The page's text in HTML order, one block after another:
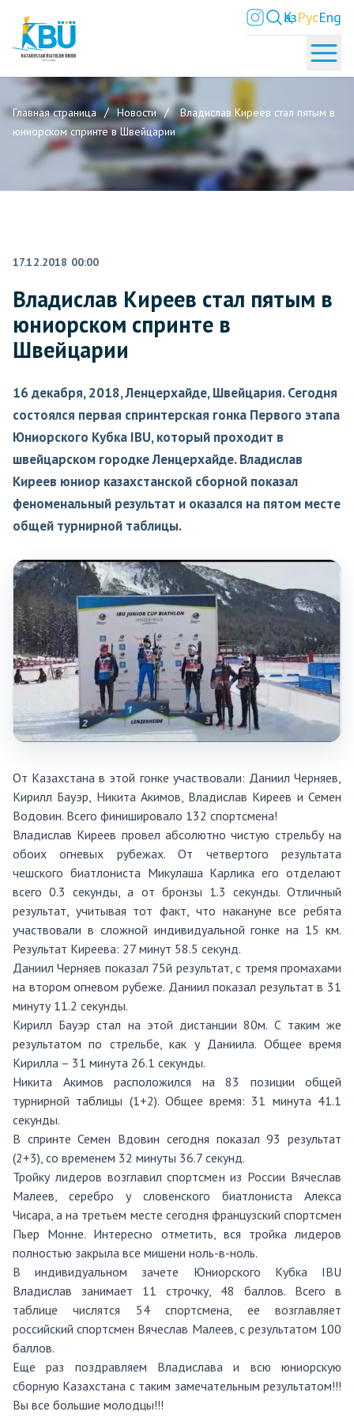
ҚазРусEng
Главная страница Новости
Владислав Киреев стал пятым в
юниорском спринте в Швейцарии
17.12.2018 00:00
Владислав Киреев стал пятым в
юниорском спринте в
Швейцарии
16 декабря, 2018, Ленцерхайде, Швейцария. Сегодня
состоялся первая спринтерская гонка Первого этапа
Юниорского Кубка IBU, который проходит в
швейцарском городке Ленцерхайде. Владислав
Киреев юниор казахстанской сборной показал
феноменальный результат и оказался на пятом месте
общей турнирной таблицы.
От Казахстана в этой гонке участвовали: Даниил Черняев,
Кирилл Бауэр, Никита Акимов, Владислав Киреев и Семен
Водовин. Всего финишировало 132 спортсмена!
Владислав Киреев провел абсолютно чистую стрельбу на
обоих огневых рубежах. От четвертого результата
чешского биатлониста Микулаша Карлика его отделают
всего 0.3 секунды, а от бронзы 1.3 секунды. Отличный
результат, учитывая тот факт, что накануне все ребята
участвовали в сложной индивидуальной гонке на 15 км.
Результат Киреева: 27 минут 58.5 секунд.
Даниил Черняев показал 75й результат, с тремя промахами
на втором огневом рубеже. Даниил показал результат в 31
минуту 11.2 секунды.
Кирилл Бауэр стал на этой дистанции 80м. С таким же
результатом по стрельбе, как у Даниила. Общее время
Кирилла – 31 минута 26.1 секунды.
Никита Акимов расположился на 83 позиции общей
турнирной таблицы (1+2). Общее время: 31 минута 41.1
секунды.
В спринте Семен Вдовин сегодня показал 93 результат
(2+3), со временем 32 минуты 36.7 секунд.
Тройку лидеров возглавил спортсмен из России Вячеслав
Малеев, серебро у словенского биатлониста Алекса
Чисара, а на третьем месте сегодня французский спортсмен
Пьер Монне. Интересно отметить, вся тройка лидеров
полностью закрыла все мишени ноль-в-ноль.
В индивидуальном зачете Юниорского Кубка IBU
Владислав занимает 11 строчку, 48 баллов. Всего в
таблице числятся 54 спортсмена, ее возглавляет
российский спортсмен Вячеслав Малеев, с результатом 100
баллов.
Еще раз поздравляем Владислава и всю юниорскую
сборную Казахстана с таким замечательным результатом!!!
Вы все большие молодцы!!!